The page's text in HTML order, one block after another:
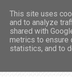
This site uses
and to analyze
shared with
metrics to ensure
statistics, and to